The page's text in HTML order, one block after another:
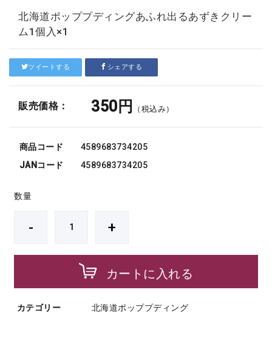
北海道ポッププディングあふれ出るあずきクリー
ム1個入×1
ツイートする シェアする
販売価格： 350円 （税込み）
商品コード
4589683734205
JANコード
4589683734205
数量
- +
カートに入れる
カテゴリー 北海道ポッププディング